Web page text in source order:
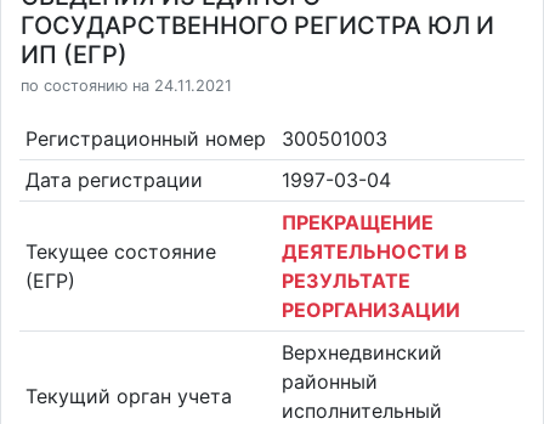
ГОСУДАРСТВЕННОГО РЕГИСТРА ЮЛ И
ИП (ЕГР)
по состоянию на 24.11.2021
Регистрационный номер
300501003
Дата регистрации
1997-03-04
Текущее состояние
(ЕГР)
ПРЕКРАЩЕНИЕ
ДЕЯТЕЛЬНОСТИ В
РЕЗУЛЬТАТЕ
РЕОРГАНИЗАЦИИ
Текущий орган учета
Верхнедвинский
районный
исполнительный